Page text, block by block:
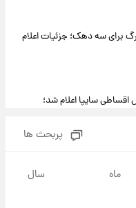
برای سه دهک؛ جزئیات اعلام
اقساطی سایپا اعلام شد؛
پربحث ها
ماه سال